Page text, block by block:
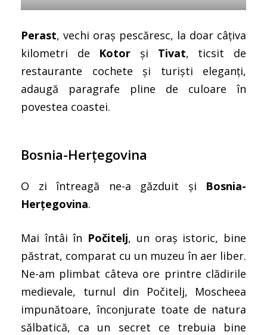
Perast, vechi oraș pescăresc, la doar câțiva
kilometri de Kotor și Tivat, ticsit de
restaurante cochete și turiști eleganți,
adaugă paragrafe pline de culoare în
povestea coastei.
Bosnia-Herțegovina
O zi întreagă ne-a găzduit și Bosnia-
Herțegovina.
Mai întâi în Počitelj, un oraș istoric, bine
păstrat, comparat cu un muzeu în aer liber.
Ne-am plimbat câteva ore printre clădirile
medievale, turnul din Počitelj, Moscheea
impunătoare, înconjurate toate de natura
sălbatică, ca un secret ce trebuia bine